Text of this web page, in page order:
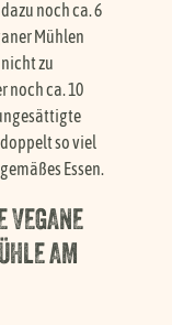
noch ca. 6
Mühlen
zu
noch ca. 10
so viel
Essen.
VEGANE
AM